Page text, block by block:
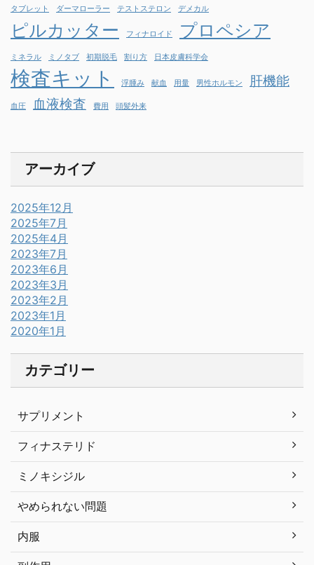
タブレット ダーマローラー テストステロン デメカル
ピルカッター フィナロイド プロペシア
ミネラル ミノタブ 初期脱毛 割り方 日本皮膚科学会
検査キット 浮腫み 献血 用量 男性ホルモン 肝機能
血圧 血液検査 費用 頭髪外来
アーカイブ
2025年12月
2025年7月
2025年4月
2023年7月
2023年6月
2023年3月
2023年2月
2023年1月
2020年1月
カテゴリー
サプリメント
フィナステリド
ミノキシジル
やめられない問題
内服